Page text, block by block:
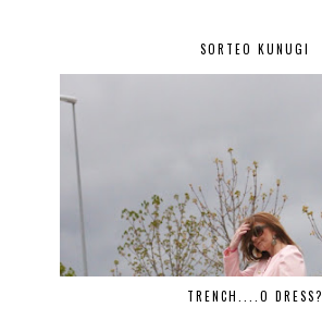
SORTEO KUNUGI
TRENCH....O DRESS?